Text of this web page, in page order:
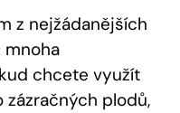
z nejžádanějších
chcete využít
plodů,